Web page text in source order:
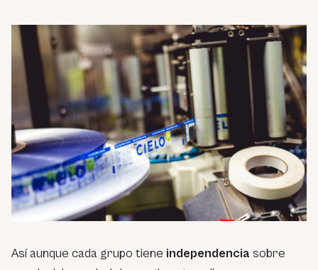
Así aunque cada grupo tiene independencia sobre